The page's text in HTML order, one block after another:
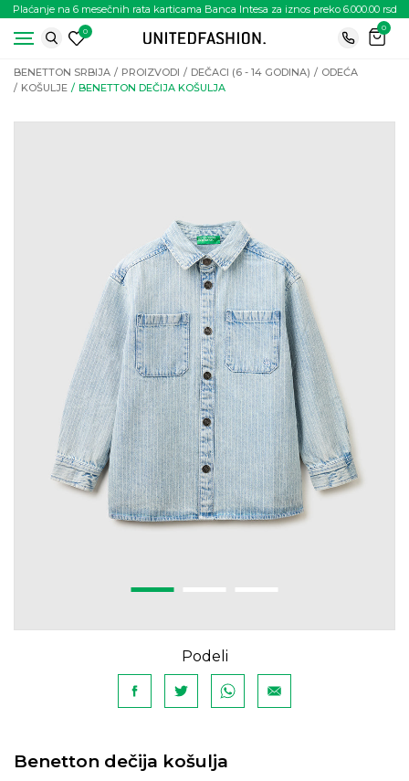
Plaćanje na 6 mesečnih rata karticama Banca Intesa za iznos preko 6.000.00 rsd
0
0
BENETTON SRBIJA PROIZVODI DEČACI (6 - 14 GODINA)
ODEĆA
KOŠULJE
BENETTON DEČIJA KOŠULJA
Podeli
Benetton dečija košulja